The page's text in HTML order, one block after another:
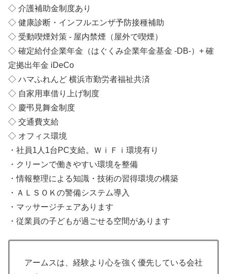
◇ 介護補助金制度あり
◇ 健康診断・インフルエンザ予防接種補助
◇ 受動喫煙対策 - 屋内禁煙（屋外で喫煙）
◇ 確定給付企業年金（はぐくみ企業年金基金 -DB-）+ 確
定拠出年金 iDeCo
◇ ハマふれんど 横浜市勤労者福祉共済
◇ 自家用車借り上げ制度
◇ 慶弔見舞金制度
◇ 交通費支給
◇ オフィス環境
・社員1人1台PC支給。ＷｉＦｉ環境有り
・クリーンで働きやすい環境を整備
・情報整理による知識・技術の習得環境の構築
・ＡＬＳＯＫの警備システム導入
・マッサージチェアあります
・従業員の子どもが過ごせる空間があります
アームスは、経験より心を強く優先している会社